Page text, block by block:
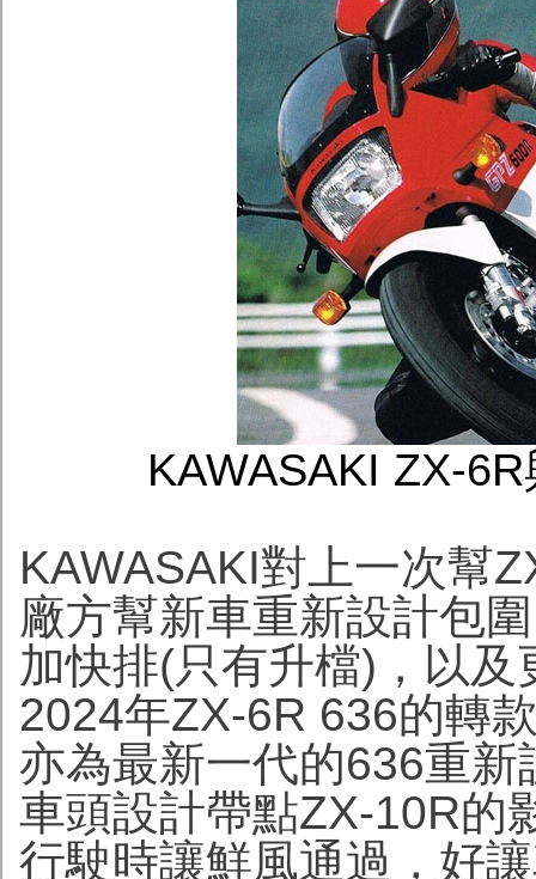
KAWASAKI ZX-
KAWASAKI對上一次幫
廠方幫新車重新設計包
加快排(只有升檔)，以
2024年ZX-6R 636的轉
亦為最新一代的636重
車頭設計帶點ZX-10R的
行駛時讓鮮風通過，好